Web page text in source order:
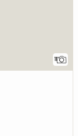
11